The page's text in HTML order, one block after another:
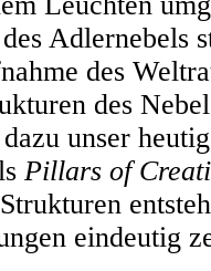
Adlernebels
des
des
unser
Pillars of
eindeutig